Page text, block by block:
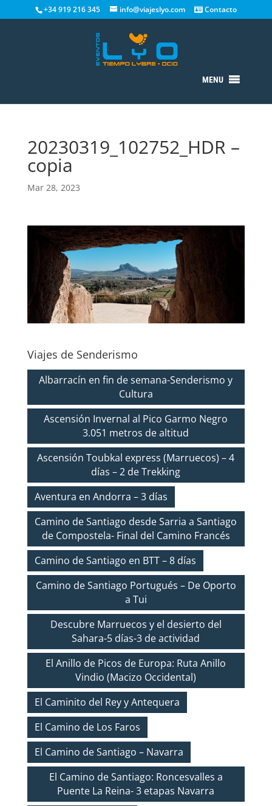
+34 919 216 345 info@viajeslyo.com Contacto
MENU
20230319_102752_HDR –
copia
Mar 28, 2023
Viajes de Senderismo
Albarracín en fin de semana-Senderismo y
Cultura
Ascensión Invernal al Pico Garmo Negro
3.051 metros de altitud
Ascensión Toubkal express (Marruecos) – 4
días – 2 de Trekking
Aventura en Andorra – 3 días
Camino de Santiago desde Sarria a Santiago
de Compostela- Final del Camino Francés
Camino de Santiago en BTT – 8 días
Camino de Santiago Portugués – De Oporto
a Tui
Descubre Marruecos y el desierto del
Sahara-5 días-3 de actividad
El Anillo de Picos de Europa: Ruta Anillo
Vindio (Macizo Occidental)
El Caminito del Rey y Antequera
El Camino de Los Faros
El Camino de Santiago – Navarra
El Camino de Santiago: Roncesvalles a
Puente La Reina- 3 etapas Navarra